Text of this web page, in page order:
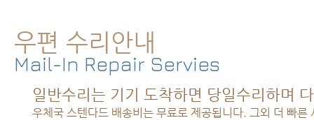
우편 수리안내
Mail-In Repair Servies
일반수리는 기기 도착하면 당일수리하며
우체국 스텐다드 배송비는 무료로 제공됩니다. 그외 더 빠